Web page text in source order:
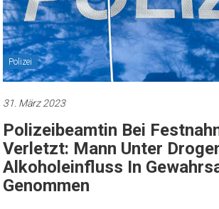
Polizei
31. März 2023
Polizeibeamtin Bei
Verletzt: Mann Unter
Alkoholeinfluss In
Genommen